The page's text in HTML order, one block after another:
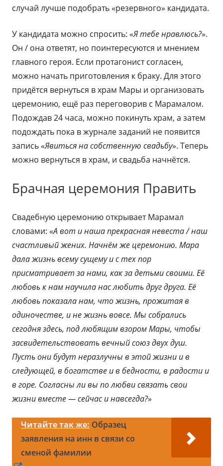
случай лучше подобрать «резервного» кандидата.
У кандидата можно спросить: «Я тебе нравлюсь?».
Он / она ответят, но поинтересуются и мнением
главного героя. Если протагонист согласен,
можно начать приготовления к браку. Для этого
придётся вернуться в храм Мары и организовать
церемонию, ещё раз переговорив с Марамалом.
Подождав 24 часа, можно покинуть храм, а затем
подождать пока в журнале заданий не появится
запись «Явиться на собственную свадьбу». Теперь
можно вернуться в храм, и свадьба начнётся.
Брачная церемония Править
Свадебную церемонию открывает Марамал
словами: «А вот и наша прекрасная невеста / наш
счастливый жених. Начнём же церемонию. Мара
дала жизнь всему сущему и с тех пор
присматривает за нами, как за детьми своими. Её
любовь к нам научила нас любить друг друга. Её
любовь показала нам, что жизнь, прожитая в
одиночестве, и не жизнь вовсе. Мы собрались
сегодня здесь, под любящим взором Мары, чтобы
засвидетельствовать вечный союз двух душ.
Пусть они будут неразлучны в этой жизни и в
следующей, в богатстве и в бедности, в радости и
в горе. Согласны ли вы по любви связать свои
жизни вместе — сейчас и навсегда?»
Читайте так же: Образец
заявления на инн в связи со
сменой фамилии